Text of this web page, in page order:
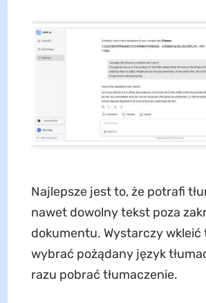
Najlepsze jest to, że potrafi
nawet dowolny tekst poza
dokumentu. Wystarczy wkleić
wybrać pożądany język
razu pobrać tłumaczenie.